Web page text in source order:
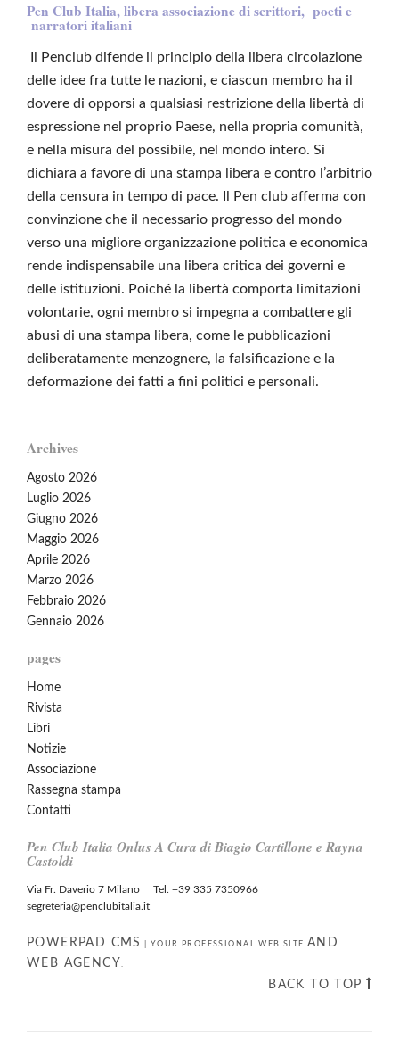
Pen Club Italia, libera associazione di scrittori, poeti e
narratori italiani
Il Penclub difende il principio della libera circolazione
delle idee fra tutte le nazioni, e ciascun membro ha il
dovere di opporsi a qualsiasi restrizione della libertà di
espressione nel proprio Paese, nella propria comunità,
e nella misura del possibile, nel mondo intero. Si
dichiara a favore di una stampa libera e contro l’arbitrio
della censura in tempo di pace. Il Pen club afferma con
convinzione che il necessario progresso del mondo
verso una migliore organizzazione politica e economica
rende indispensabile una libera critica dei governi e
delle istituzioni. Poiché la libertà comporta limitazioni
volontarie, ogni membro si impegna a combattere gli
abusi di una stampa libera, come le pubblicazioni
deliberatamente menzognere, la falsificazione e la
deformazione dei fatti a fini politici e personali.
Archives
Agosto 2026
Luglio 2026
Giugno 2026
Maggio 2026
Aprile 2026
Marzo 2026
Febbraio 2026
Gennaio 2026
pages
Home
Rivista
Libri
Notizie
Associazione
Rassegna stampa
Contatti
Pen Club Italia Onlus A Cura di Biagio Cartillone e Rayna
Castoldi
Via Fr. Daverio 7 Milano Tel. +39 335 7350966
segreteria@penclubitalia.it
POWERPAD CMS |YOUR PROFESSIONAL WEB SITE AND
WEB AGENCY.
BACK TO TOP